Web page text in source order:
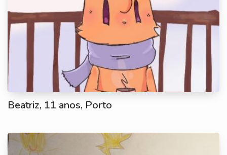
Beatriz, 11 anos, Porto